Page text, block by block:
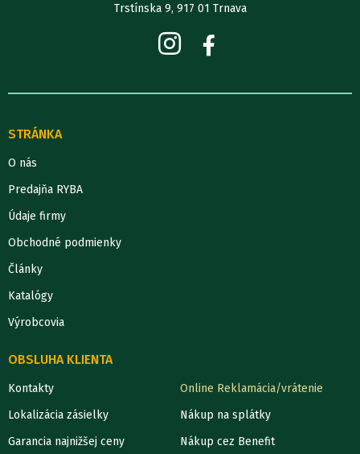
Trstínska 9, 917 01 Trnava
STRÁNKA
O nás
Predajňa RYBA
Údaje firmy
Obchodné podmienky
Články
Katalógy
Výrobcovia
OBSLUHA KLIENTA
Kontakty
Lokalizácia zásielky
Garancia najnižšej ceny
Online Reklamácia/vrátenie
Nákup na splátky
Nákup cez Benefit